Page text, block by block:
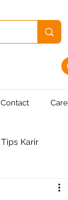
Contact
Tips Karir